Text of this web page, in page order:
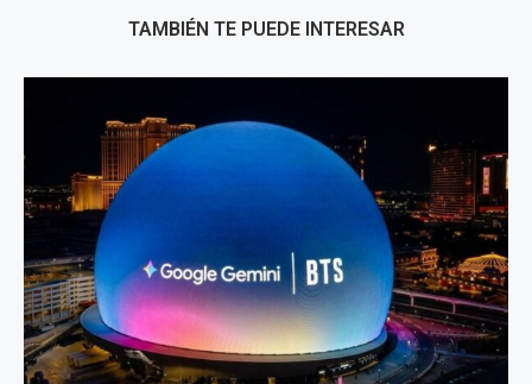
TAMBIÉN TE PUEDE INTERESAR